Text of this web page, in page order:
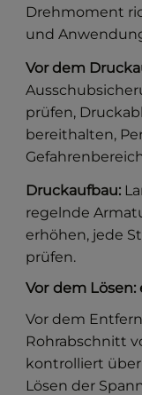
Drehmoment
und
Vor dem
prüfen,
bereithalten,
Druckaufbau:
regelnde
erhöhen, jede
prüfen.
Vor dem
Vor dem
Rohrabschnitt
kontrolliert
Lösen der